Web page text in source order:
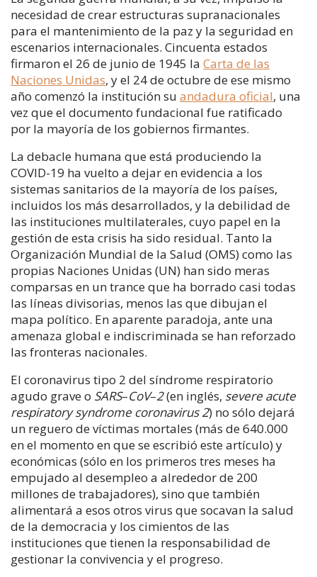
necesidad de crear estructuras supranacionales
para el mantenimiento de la paz y la seguridad en
escenarios internacionales. Cincuenta estados
firmaron el 26 de junio de 1945 la Carta de las
Naciones Unidas, y el 24 de octubre de ese mismo
año comenzó la institución su andadura oficial, una
vez que el documento fundacional fue ratificado
por la mayoría de los gobiernos firmantes.
La debacle humana que está produciendo la
COVID-19 ha vuelto a dejar en evidencia a los
sistemas sanitarios de la mayoría de los países,
incluidos los más desarrollados, y la debilidad de
las instituciones multilaterales, cuyo papel en la
gestión de esta crisis ha sido residual. Tanto la
Organización Mundial de la Salud (OMS) como las
propias Naciones Unidas (UN) han sido meras
comparsas en un trance que ha borrado casi todas
las líneas divisorias, menos las que dibujan el
mapa político. En aparente paradoja, ante una
amenaza global e indiscriminada se han reforzado
las fronteras nacionales.
El coronavirus tipo 2 del síndrome respiratorio
agudo grave o SARS–CoV–2(en inglés, severe acute
respiratory syndrome coronavirus 2)​ no sólo dejará
un reguero de víctimas mortales (más de 640.000
en el momento en que se escribió este artículo) y
económicas (sólo en los primeros tres meses ha
empujado al desempleo a alrededor de 200
millones de trabajadores), sino que también
alimentará a esos otros virus que socavan la salud
de la democracia y los cimientos de las
instituciones que tienen la responsabilidad de
gestionar la convivencia y el progreso.